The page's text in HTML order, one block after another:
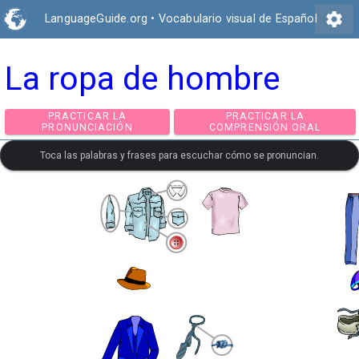
LanguageGuide.org • Vocabulario visual de Español settings
La ropa de hombre
PRACTICAR LA
PRONUNCIACIÓN
PRACTICAR LA
COMPRENSIÓN
Toca las palabras y frases para escuchar cómo se pronuncian.